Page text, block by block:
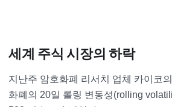
세계 주식 시장의 하락
지난주 암호화폐 리서치 업체 카이코
화폐의 20일 롤링 변동성(rolling